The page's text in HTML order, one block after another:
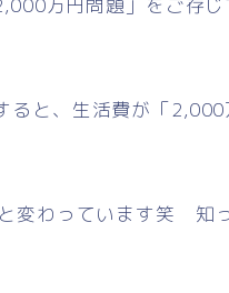
万円問題」をご存じ
と、生活費が「2,000
変わっています笑 知